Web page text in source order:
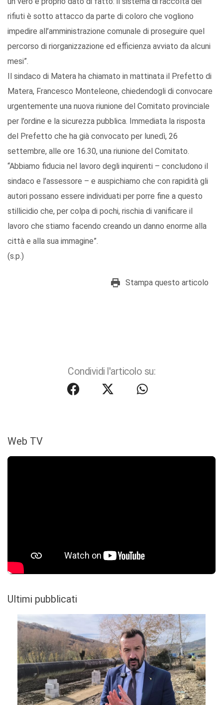
rifiuti è sotto attacco da parte di coloro che vogliono
impedire all’amministrazione comunale di proseguire quel
percorso di riorganizzazione ed efficienza avviato da alcuni
mesi”.
Il sindaco di Matera ha chiamato in mattinata il Prefetto di
Matera, Francesco Monteleone, chiedendogli di convocare
urgentemente una nuova riunione del Comitato provinciale
per l’ordine e la sicurezza pubblica. Immediata la risposta
del Prefetto che ha già convocato per lunedì, 26
settembre, alle ore 16.30, una riunione del Comitato.
“Abbiamo fiducia nel lavoro degli inquirenti – concludono il
sindaco e l’assessore – e auspichiamo che con rapidità gli
autori possano essere individuati per porre fine a questo
stillicidio che, per colpa di pochi, rischia di vanificare il
lavoro che stiamo facendo creando un danno enorme alla
città e alla sua immagine”.
(s.p.)
Stampa questo articolo
Condividi l'articolo su:
Web TV
Ultimi pubblicati